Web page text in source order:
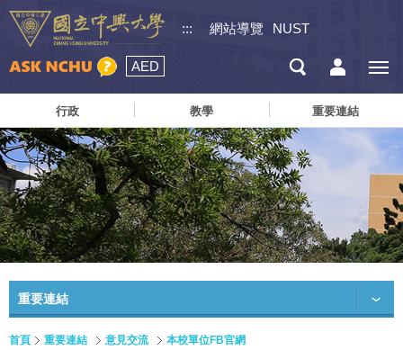
::: 網站導覽 NUST
AED
行政 教學 重要連結
重要連結
首頁 重要連結 意見交流
本校單位FB官網